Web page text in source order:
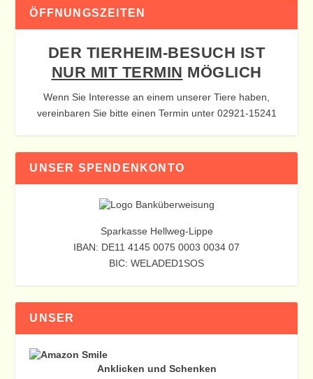
ÖFFNUNGSZEITEN
DER TIERHEIM-BESUCH IST
NUR MIT TERMIN MÖGLICH
Wenn Sie Interesse an einem unserer Tiere haben,
vereinbaren Sie bitte einen Termin unter 02921-15241
UNSER SPENDENKONTO
Sparkasse Hellweg-Lippe
IBAN: DE11 4145 0075 0003 0034 07
BIC: WELADED1SOS
UNSER
Anklicken und Schenken